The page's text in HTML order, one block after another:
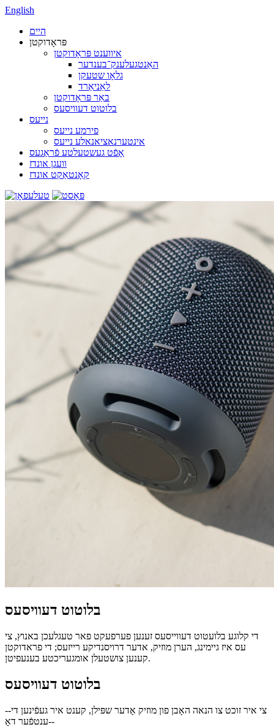
English
היים
פּראָדוקטן
איווענט פּראָדוקטן
האַנטגעלענק־בענדער
גלאָו שטעקן
לאַניאַרד
באַר פּראָדוקטן
בלוטוט דעוויסעס
נייעס
פירמע נייעס
אינטערנאציאנאלע נייעס
אָפֿט געשטעלטע פֿראַגעס
וועגן אונדז
קאָנטאַקט אונדז
בלוטוט דעוויסעס
די קלוגע בלועטוט דעווייסעס זענען פערפעקט פאר טעגלעכן באנוץ, צי
עס איז גיימינג, הערן מוזיק, אדער דרויסנדיקע רייזעס; די פראדוקטן
קענען צושטעלן אומגעריכטע בענעפיטן.
בלוטוט דעוויסעס
--צי איר זוכט צו הנאה האָבן פון מוזיק אָדער שפּילן, קענט איר געפֿינען די
ענטפֿער דאָ--